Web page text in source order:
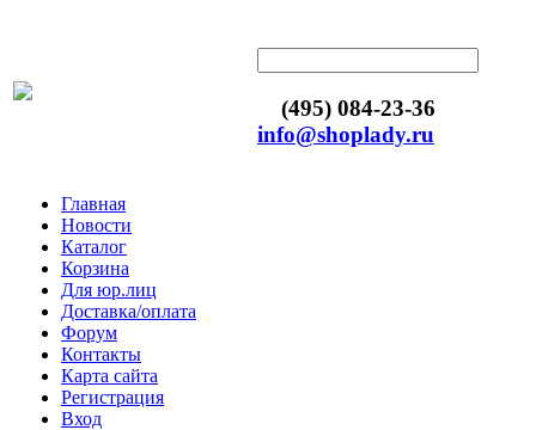
(495) 084-23-36
info@shoplady.ru
Главная
Новости
Каталог
Корзина
Для юр.лиц
Доставка/оплата
Форум
Контакты
Карта сайта
Регистрация
Вход